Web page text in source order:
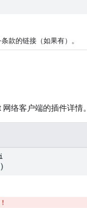
款的链接（如果有）。
络客户端的插件详情。